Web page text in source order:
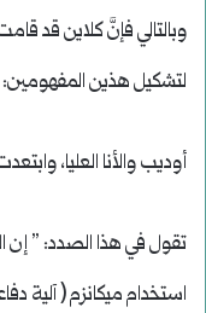
وبالتالي فإنَّ كلاين قد
لتشكيل هذين المفهومين:
أوديب والأنا العليا،
تقول في هذا الصدد: ” إن
استخدام ميكانزم ( آلية